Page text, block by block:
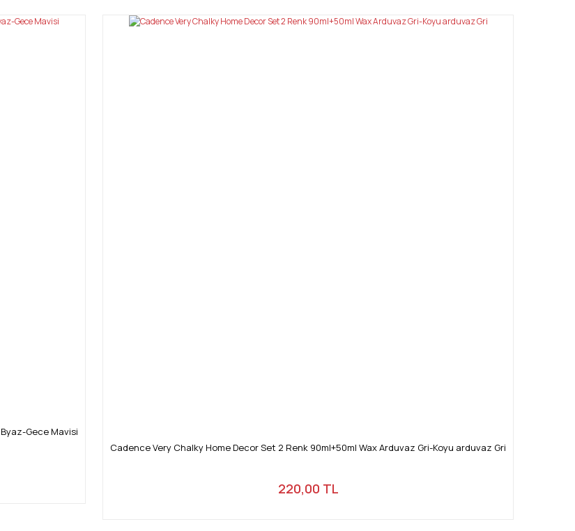
Gece Mavisi
Cadence Very Chalky Home Decor Set 2 Renk 90ml+50ml Wax Arduvaz Gri-Koyu arduvaz Gri
220,00 TL